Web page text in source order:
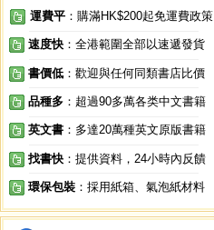
運費平 ：購滿HK$200起免運費政策
速度快 ：全港範圍全部以速遞發貨
書價低 ：歡迎與任何同類書店比價
品種多 ：超過90多萬各类中文書籍
英文書 ：多達20萬種英文原版書籍
找書快 ：提供資料，24小時內反饋
環保包裝 ：採用紙箱、氣泡紙材料